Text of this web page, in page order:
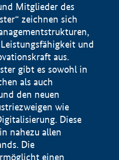
Mitglieder des
zeichnen sich
und
aus.
gibt es sowohl in
als auch
den neuen
wie
Diese
nahezu allen
Die
einen